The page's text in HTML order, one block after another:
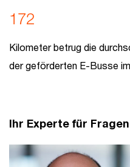
172
Kilometer betrug die
der geförderten E-Busse
Ihr Experte für Fragen